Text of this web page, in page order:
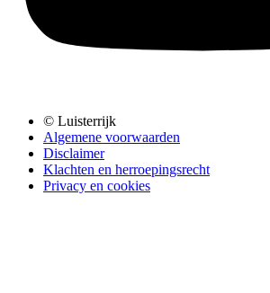
© Luisterrijk
Algemene voorwaarden
Disclaimer
Klachten en herroepingsrecht
Privacy en cookies